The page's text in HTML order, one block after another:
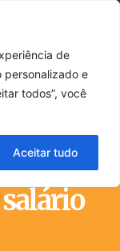
de
personalizado e
todos”, você
Aceitar tudo
salário